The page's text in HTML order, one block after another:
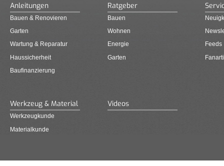
Anleitungen
Bauen & Renovieren
Garten
Wartung & Reparatur
Haussicherheit
Baufinanzierung
Ratgeber
Bauen
Wohnen
Energie
Garten
Feeds
Werkzeug & Material
Werkzeugkunde
Materialkunde
Videos